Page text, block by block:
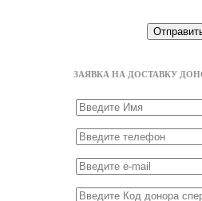
ЗАЯВКА НА ДОСТАВКУ